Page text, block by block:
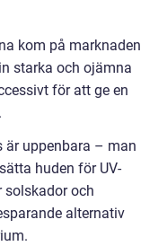
kom på marknaden
starka och ojämna
för att ge en
är uppenbara – man
huden för UV-
solskador och
alternativ